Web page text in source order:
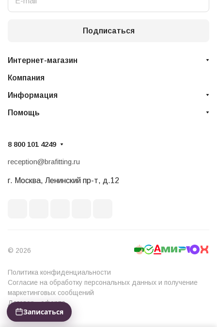
Подписаться
Интернет-магазин
Компания
Информация
Помощь
8 800 101 4249
reception@brafitting.ru
г. Москва, Ленинский пр-т, д.12
© 2026
Политика конфиденциальности
Согласие на обработку персональных данных и получение
маркетинговых сообщений
Договор - оферта
Записаться